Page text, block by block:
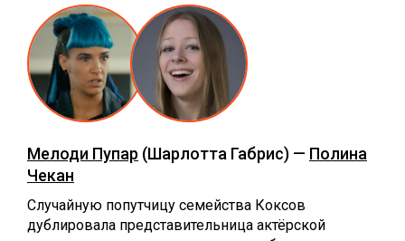
Мелоди Пупар (Шарлотта Габрис) — Полина
Чекан
Случайную попутчицу семейства Коксов
дублировала представительница актёрской